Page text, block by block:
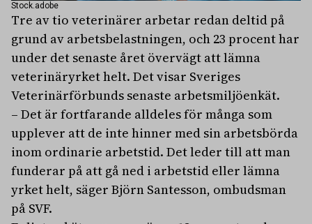
Stock.adobe
Tre av tio veterinärer arbetar redan deltid på
grund av arbetsbelastningen, och 23 procent har
under det senaste året övervägt att lämna
veterinäryrket helt. Det visar Sveriges
Veterinärförbunds senaste arbetsmiljöenkät.
– Det är fortfarande alldeles för många som
upplever att de inte hinner med sin arbetsbörda
inom ordinarie arbetstid. Det leder till att man
funderar på att gå ned i arbetstid eller lämna
yrket helt, säger Björn Santesson, ombudsman
på SVF.